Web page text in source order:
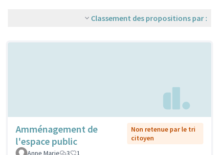
Classement des propositions par :
Amménagement de
l'espace public
Non retenue par le tri
citoyen
Anne Marie
3 1